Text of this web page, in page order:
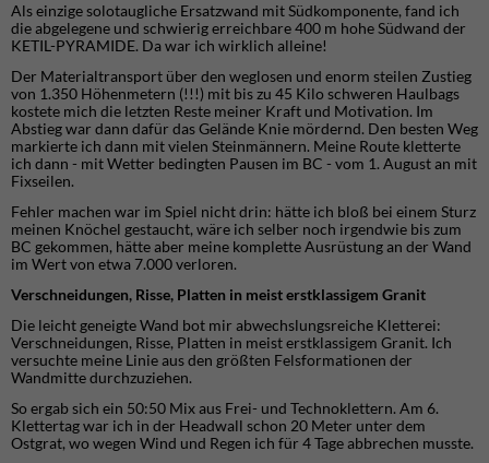
Als einzige solotaugliche Ersatzwand mit Südkomponente, fand ich
die abgelegene und schwierig erreichbare 400 m hohe Südwand der
KETIL-PYRAMIDE. Da war ich wirklich alleine!
Der Materialtransport über den weglosen und enorm steilen Zustieg
von 1.350 Höhenmetern (!!!) mit bis zu 45 Kilo schweren Haulbags
kostete mich die letzten Reste meiner Kraft und Motivation. Im
Abstieg war dann dafür das Gelände Knie mördernd. Den besten Weg
markierte ich dann mit vielen Steinmännern. Meine Route kletterte
ich dann - mit Wetter bedingten Pausen im BC - vom 1. August an mit
Fixseilen.
Fehler machen war im Spiel nicht drin: hätte ich bloß bei einem Sturz
meinen Knöchel gestaucht, wäre ich selber noch irgendwie bis zum
BC gekommen, hätte aber meine komplette Ausrüstung an der Wand
im Wert von etwa 7.000 verloren.
Verschneidungen, Risse, Platten in meist erstklassigem Granit
Die leicht geneigte Wand bot mir abwechslungsreiche Kletterei:
Verschneidungen, Risse, Platten in meist erstklassigem Granit. Ich
versuchte meine Linie aus den größten Felsformationen der
Wandmitte durchzuziehen.
So ergab sich ein 50:50 Mix aus Frei- und Technoklettern. Am 6.
Klettertag war ich in der Headwall schon 20 Meter unter dem
Ostgrat, wo wegen Wind und Regen ich für 4 Tage abbrechen musste.